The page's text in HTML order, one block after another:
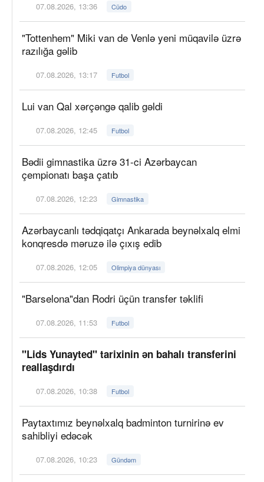
07.08.2026, 13:36 Cüdo
"Tottenhem" Miki van de Venlə yeni müqavilə üzrə
razılığa gəlib
07.08.2026, 13:17 Futbol
Lui van Qal xərçəngə qalib gəldi
07.08.2026, 12:45 Futbol
Bədii gimnastika üzrə 31-ci Azərbaycan
çempionatı başa çatıb
07.08.2026, 12:23 Gimnastika
Azərbaycanlı tədqiqatçı Ankarada beynəlxalq elmi
konqresdə məruzə ilə çıxış edib
07.08.2026, 12:05 Olimpiya dünyası
"Barselona"dan Rodri üçün transfer təklifi
07.08.2026, 11:53 Futbol
"Lids Yunayted" tarixinin ən bahalı transferini
reallaşdırdı
07.08.2026, 10:38 Futbol
Paytaxtımız beynəlxalq badminton turnirinə ev
sahibliyi edəcək
07.08.2026, 10:23 Gündəm